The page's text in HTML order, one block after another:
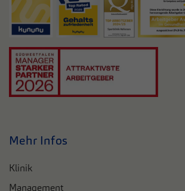
Mehr Infos
Klinik
Management